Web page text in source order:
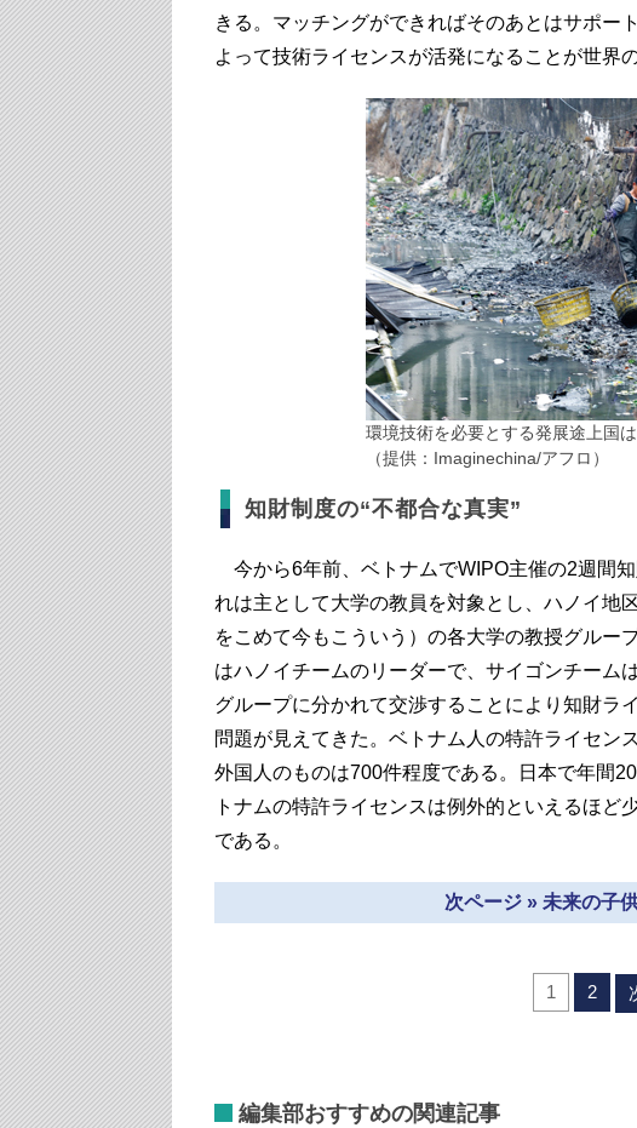
きる。マッチングができればそのあとはサポー
よって技術ライセンスが活発になることが世界
環境技術を必要とする発展途上国
（提供：Imaginechina/アフロ）
知財制度の“不都合な真実”
今から6年前、ベトナムでWIPO主催の2週間
れは主として大学の教員を対象とし、ハノイ地
をこめて今もこういう）の各大学の教授グルー
はハノイチームのリーダーで、サイゴンチーム
グループに分かれて交渉することにより知財ラ
問題が見えてきた。ベトナム人の特許ライセン
外国人のものは700件程度である。日本で年間
トナムの特許ライセンスは例外的といえるほど
である。
次ページ » 未来の子
1 2
編集部おすすめの関連記事